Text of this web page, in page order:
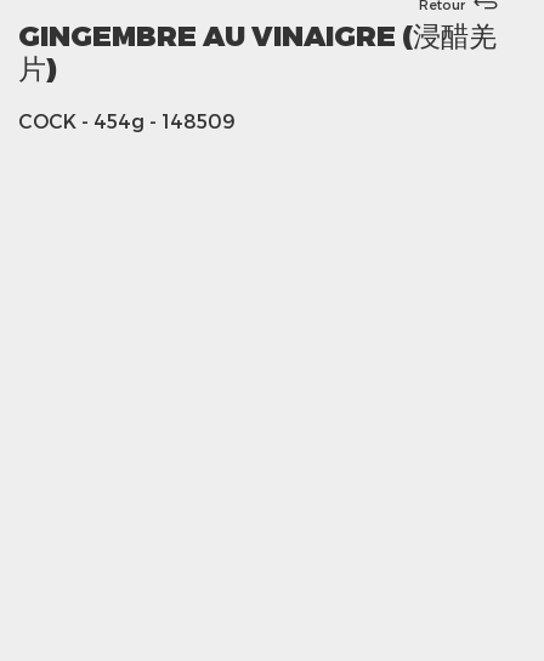
Retour
GINGEMBRE AU VINAIGRE (浸醋羌
片)
COCK - 454g - 148509